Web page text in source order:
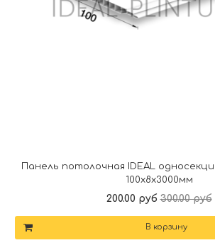
Панель потолочная IDEAL
100x8x3000мм
200.00 руб 300.00 руб
В корзину